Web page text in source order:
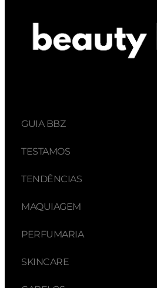
GUIA BBZ
TESTAMOS
TENDÊNCIAS
MAQUIAGEM
PERFUMARIA
SKINCARE